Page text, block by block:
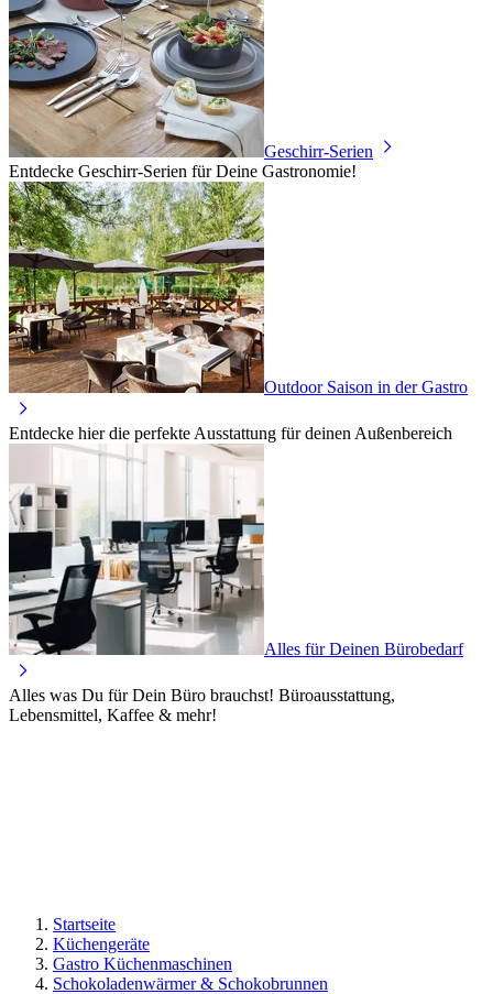
Geschirr-Serien
Entdecke Geschirr-Serien für Deine Gastronomie!
Outdoor Saison in der Gastro
Entdecke hier die perfekte Ausstattung für deinen Außenbereich
Alles für Deinen Bürobedarf
Alles was Du für Dein Büro brauchst! Büroausstattung,
Lebensmittel, Kaffee & mehr!
Startseite
Küchengeräte
Gastro Küchenmaschinen
Schokoladenwärmer & Schokobrunnen